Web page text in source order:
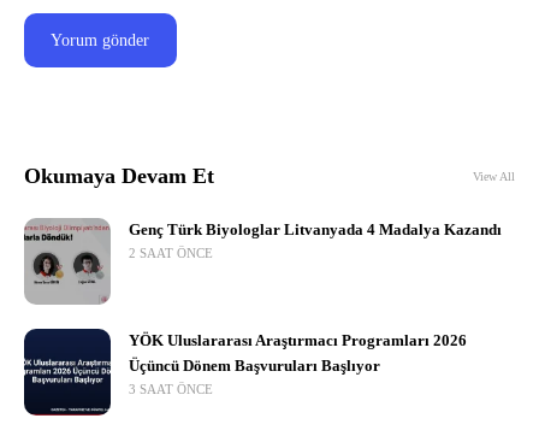
Okumaya Devam Et View All
Genç Türk Biyologlar Litvanyada 4 Madalya Kazandı
2 SAAT ÖNCE
YÖK Uluslararası Araştırmacı Programları 2026
Üçüncü Dönem Başvuruları Başlıyor
3 SAAT ÖNCE